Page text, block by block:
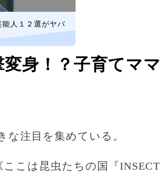
能人１２選がヤバ
身！？子育てママ
注目を集めている。
こは昆虫たちの国『INSECT